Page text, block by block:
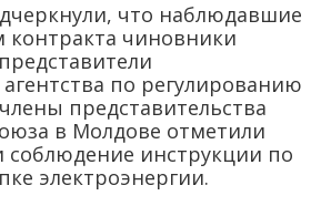
что наблюдавшие
контракта чиновники
по регулированию
представительства
в Молдове отметили
соблюдение инструкции по
электроэнергии.